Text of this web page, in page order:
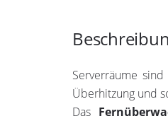
Serverräume
Überhitzung und
Das